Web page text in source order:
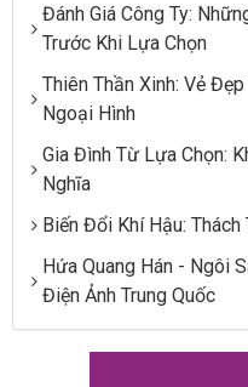
Đánh Giá Công Ty:
Trước Khi Lựa Chọn
Thiên Thần Xinh: Vẻ
Ngoại Hình
Gia Đình Từ Lựa Chọn:
Nghĩa
Biến Đổi Khí Hậu: Thách
Hứa Quang Hán - Ngôi
Điện Ảnh Trung Quốc